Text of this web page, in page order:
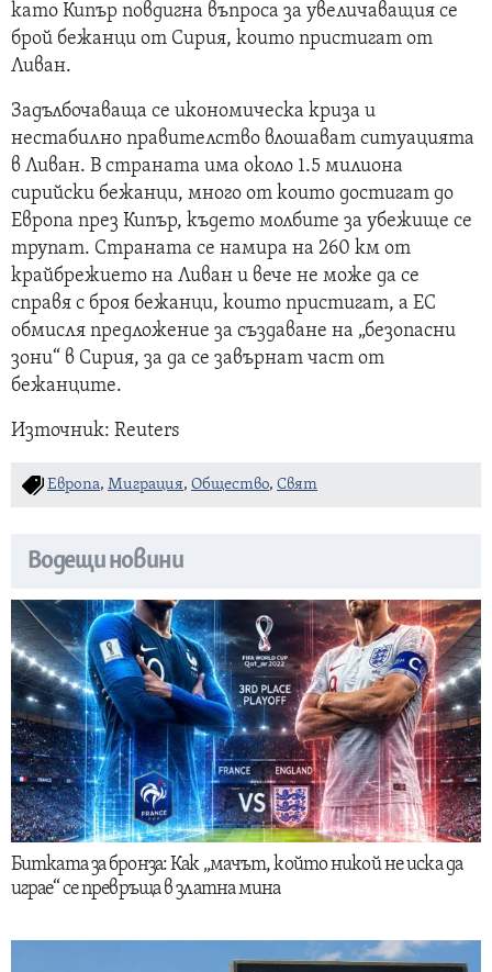
като Кипър повдигна въпроса за увеличаващия се
брой бежанци от Сирия, които пристигат от
Ливан.
Задълбочаваща се икономическа криза и
нестабилно правителство влошават ситуацията
в Ливан. В страната има около 1.5 милиона
сирийски бежанци, много от които достигат до
Европа през Кипър, където молбите за убежище се
трупат. Страната се намира на 260 км от
крайбрежието на Ливан и вече не може да се
справя с броя бежанци, които пристигат, а ЕС
обмисля предложение за създаване на „безопасни
зони“ в Сирия, за да се завърнат част от
бежанците.
Източник: Reuters
Европа, Миграция, Общество, Свят
Водещи новини
Битката за бронза: Как „мачът, който никой не иска да
играе“ се превръща в златна мина